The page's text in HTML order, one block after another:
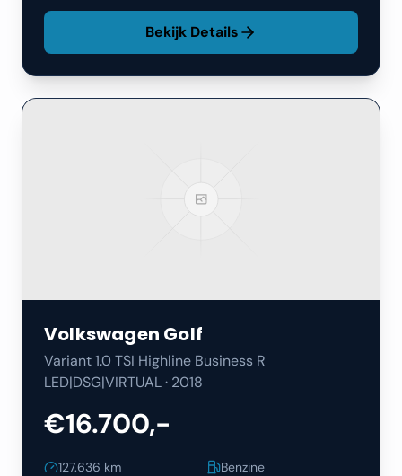
Bekijk Details
Volkswagen Golf
Variant 1.0 TSI Highline Business R
LED|DSG|VIRTUAL· 2018
€16.700,-
127.636 km
Benzine